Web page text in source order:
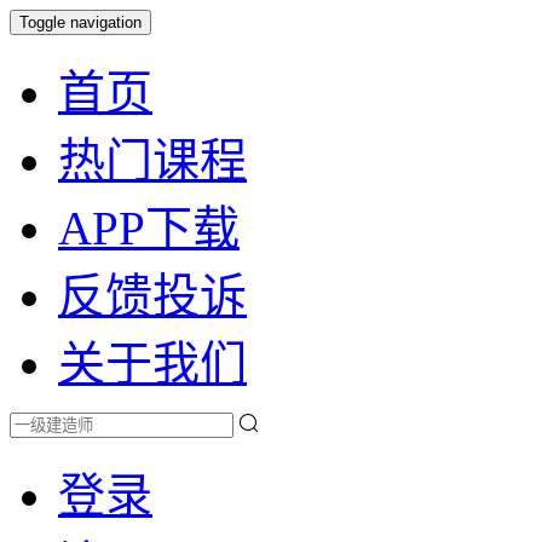
Toggle navigation
首页
热门课程
APP下载
反馈投诉
关于我们
登录